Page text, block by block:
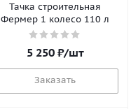
Тачка строительная
Фермер 1 колесо 110 л
5 250₽/шт
Заказать